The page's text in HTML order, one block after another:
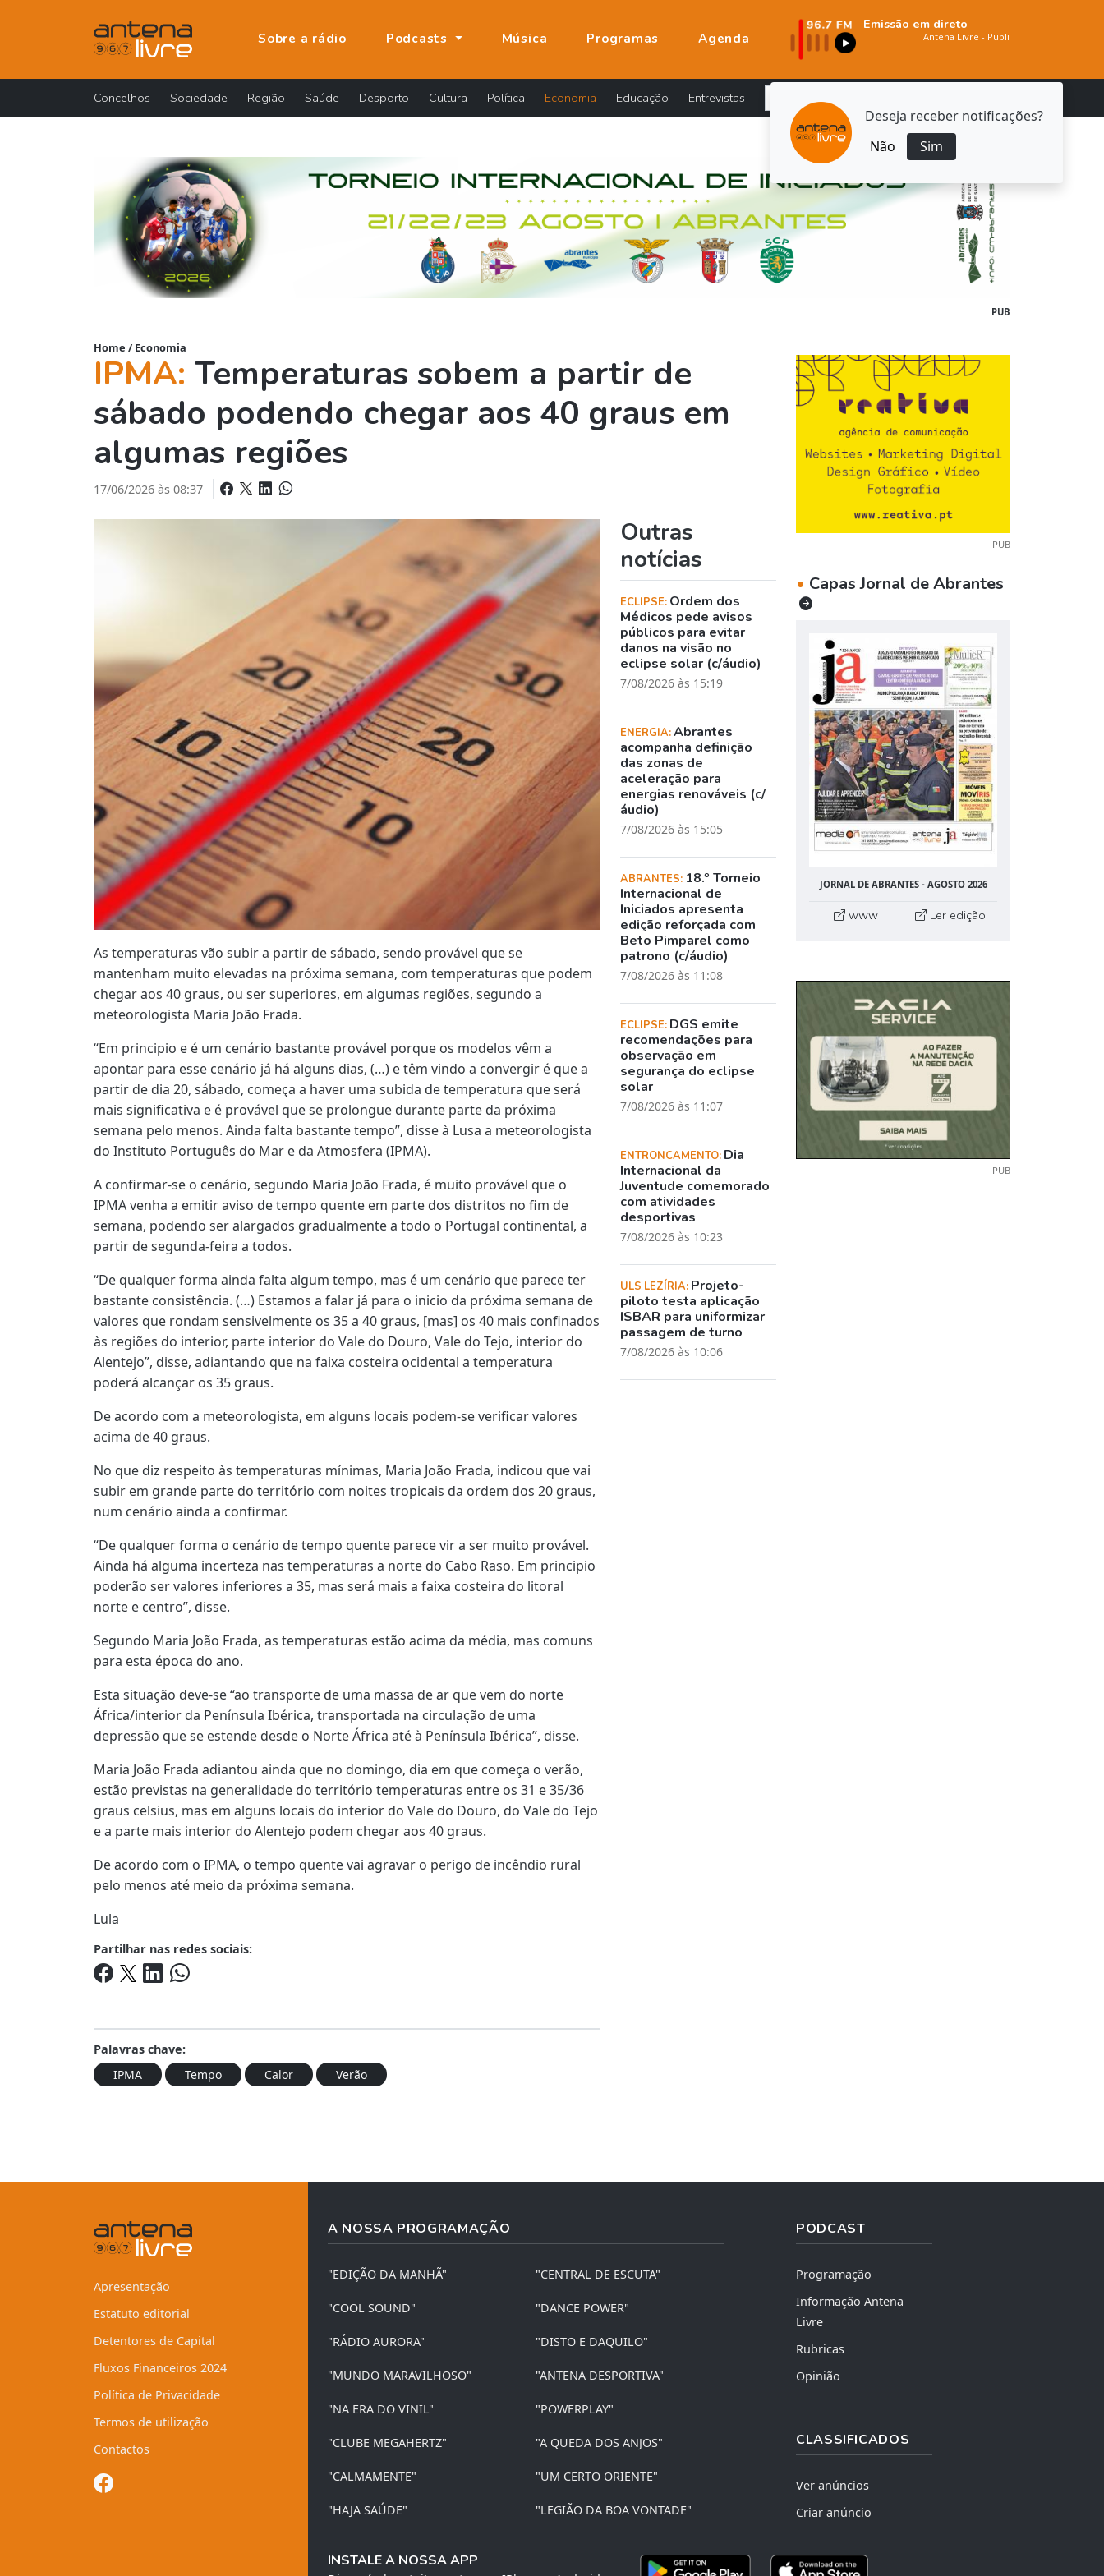
Deseja receber notificações?
Não
Sim
Sobre a rádio Podcasts Música Programas Agenda
Emissão em direto
Concelhos Sociedade Região Saúde Desporto Cultura Política Economia Educação Entrevistas
PUB
Home / Economia
IPMA: Temperaturas sobem a partir de
sábado podendo chegar aos 40 graus em
algumas regiões
17/06/2026 às 08:37
As temperaturas vão subir a partir de sábado, sendo provável que se
mantenham muito elevadas na próxima semana, com temperaturas que podem
chegar aos 40 graus, ou ser superiores, em algumas regiões, segundo a
meteorologista Maria João Frada.
“Em principio e é um cenário bastante provável porque os modelos vêm a
apontar para esse cenário já há alguns dias, (…) e têm vindo a convergir é que a
partir de dia 20, sábado, começa a haver uma subida de temperatura que será
mais significativa e é provável que se prolongue durante parte da próxima
semana pelo menos. Ainda falta bastante tempo”, disse à Lusa a meteorologista
do Instituto Português do Mar e da Atmosfera (IPMA).
A confirmar-se o cenário, segundo Maria João Frada, é muito provável que o
IPMA venha a emitir aviso de tempo quente em parte dos distritos no fim de
semana, podendo ser alargados gradualmente a todo o Portugal continental, a
partir de segunda-feira a todos.
“De qualquer forma ainda falta algum tempo, mas é um cenário que parece ter
bastante consistência. (…) Estamos a falar já para o inicio da próxima semana de
valores que rondam sensivelmente os 35 a 40 graus, [mas] os 40 mais confinados
às regiões do interior, parte interior do Vale do Douro, Vale do Tejo, interior do
Alentejo”, disse, adiantando que na faixa costeira ocidental a temperatura
poderá alcançar os 35 graus.
De acordo com a meteorologista, em alguns locais podem-se verificar valores
acima de 40 graus.
No que diz respeito às temperaturas mínimas, Maria João Frada, indicou que vai
subir em grande parte do território com noites tropicais da ordem dos 20 graus,
num cenário ainda a confirmar.
“De qualquer forma o cenário de tempo quente parece vir a ser muito provável.
Ainda há alguma incerteza nas temperaturas a norte do Cabo Raso. Em principio
poderão ser valores inferiores a 35, mas será mais a faixa costeira do litoral
norte e centro”, disse.
Segundo Maria João Frada, as temperaturas estão acima da média, mas comuns
para esta época do ano.
Esta situação deve-se “ao transporte de uma massa de ar que vem do norte
África/interior da Península Ibérica, transportada na circulação de uma
depressão que se estende desde o Norte África até à Península Ibérica”, disse.
Maria João Frada adiantou ainda que no domingo, dia em que começa o verão,
estão previstas na generalidade do território temperaturas entre os 31 e 35/36
graus celsius, mas em alguns locais do interior do Vale do Douro, do Vale do Tejo
e a parte mais interior do Alentejo podem chegar aos 40 graus.
De acordo com o IPMA, o tempo quente vai agravar o perigo de incêndio rural
pelo menos até meio da próxima semana.
Lula
Partilhar nas redes sociais:
Palavras chave:
IPMA
Tempo Calor Verão
Outras
notícias
ECLIPSE: Ordem dos
Médicos pede avisos
públicos para evitar
danos na visão no
eclipse solar (c/áudio)
7/08/2026 às 15:19
ENERGIA:Abrantes
acompanha definição
das zonas de
aceleração para
energias renováveis (c/
áudio)
7/08/2026 às 15:05
ABRANTES: 18.º Torneio
Internacional de
Iniciados apresenta
edição reforçada com
Beto Pimparel como
patrono (c/áudio)
7/08/2026 às 11:08
ECLIPSE: DGS emite
recomendações para
observação em
segurança do eclipse
solar
7/08/2026 às 11:07
ENTRONCAMENTO: Dia
Internacional da
Juventude comemorado
com atividades
desportivas
7/08/2026 às 10:23
ULS LEZÍRIA: Projeto-
piloto testa aplicação
ISBAR para uniformizar
passagem de turno
7/08/2026 às 10:06
PUB
• Capas Jornal de Abrantes
JORNAL DE ABRANTES - AGOSTO 2026
www Ler edição
PUB
Apresentação
Estatuto editorial
Detentores de Capital
Fluxos Financeiros 2024
Política de Privacidade
Termos de utilização
Contactos
A NOSSA PROGRAMAÇÃO
"EDIÇÃO DA MANHÃ" "CENTRAL DE ESCUTA"
"COOL SOUND" "DANCE POWER"
"RÁDIO AURORA" "DISTO E DAQUILO"
"MUNDO MARAVILHOSO" "ANTENA DESPORTIVA"
"NA ERA DO VINIL" "POWERPLAY"
"CLUBE MEGAHERTZ" "A QUEDA DOS ANJOS"
"CALMAMENTE" "UM CERTO ORIENTE"
"HAJA SAÚDE" "LEGIÃO DA BOA VONTADE"
PODCAST
Programação
Informação Antena
Livre
Rubricas
Opinião
CLASSIFICADOS
Ver anúncios
Criar anúncio
INSTALE A NOSSA APP